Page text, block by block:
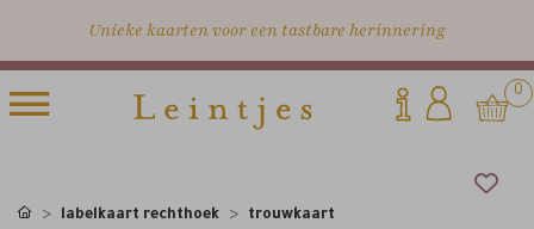
Unieke kaarten voor een tastbare herinnering
0
labelkaart rechthoek trouwkaart